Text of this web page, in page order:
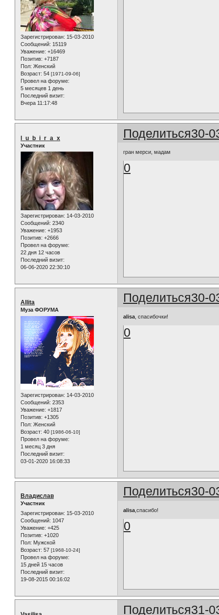
Зарегистрирован: 15-03-2010
Сообщений: 15119
Уважение: +16469
Позитив: +7187
Пол: Женский
Возраст: 54 [1971-09-06]
Провел на форуме:
5 месяцев 1 день
Последний визит:
Вчера 11:17:48
Поделиться30-
l_u_b_i_r_a_x
Участник
Зарегистрирован: 14-03-2010
Сообщений: 2340
Уважение: +1953
Позитив: +2666
Провел на форуме:
22 дня 12 часов
Последний визит:
06-06-2020 22:30:10
гран мерси, мадам
0
Поделиться30-
Allita
Муза ФОРУМА
Зарегистрирован: 14-03-2010
Сообщений: 2353
Уважение: +1817
Позитив: +1305
Пол: Женский
Возраст: 40 [1986-06-10]
Провел на форуме:
1 месяц 3 дня
Последний визит:
03-01-2020 16:08:33
alisa , спасибочки!
0
Поделиться30-
Владислав
Участник
Зарегистрирован: 15-03-2010
Сообщений: 1047
Уважение: +425
Позитив: +1020
Пол: Мужской
Возраст: 57 [1968-10-24]
Провел на форуме:
15 дней 15 часов
Последний визит:
19-08-2015 00:16:02
alisa ,спасибо!
0
Поделиться31-